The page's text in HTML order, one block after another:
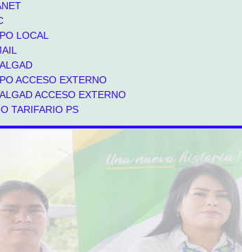
LOCAL
ACCESO EXTERNO
ACCESO EXTERNO
TARIFARIO PS